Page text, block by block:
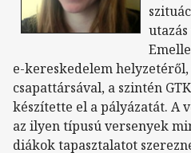
e-kereskedelem
csapattársával, a szintén
készítette el a pályázatát. A
az ilyen típusú versenyek
diákok tapasztalatot